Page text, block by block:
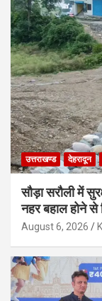
उत्तराखण्ड देहरादून
सौड़ा सरौली में
नहर बहाल होने से
August 6, 2026